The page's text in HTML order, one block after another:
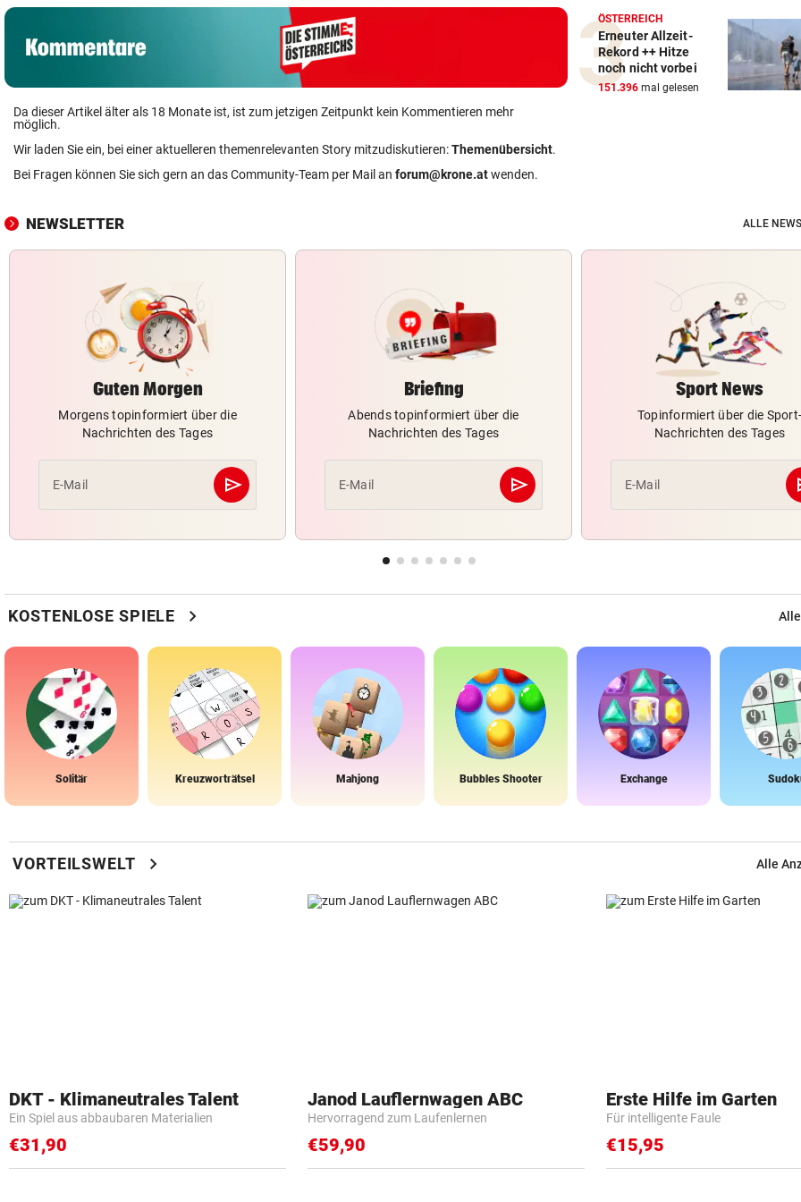
Da dieser Artikel älter als 18 Monate ist, ist zum jetzigen Zeitpunkt kein Kommentieren mehr
möglich.
Wir laden Sie ein, bei einer aktuelleren themenrelevanten Story mitzudiskutieren:Themenübersicht.
Bei Fragen können Sie sich gern an das Community-Team per Mail an forum@krone.atwenden.
ÖSTERREICH
Erneuter Allzeit-
Rekord ++ Hitze
noch nicht vorbei
151.396 mal gelesen
NEWSLETTER ALLE
Guten Morgen
Morgens topinformiert über die
Nachrichten des Tages
E-Mail send
Abschicken
Briefing
Abends topinformiert über die
Nachrichten des Tages
E-Mail send
Abschicken
Sport News
Topinformiert über die Sport-
Nachrichten des Tages
E-Mail
KOSTENLOSE SPIELE chevron_right
Solitär Kreuzworträtsel Mahjong Bubbles Shooter Exchange
VORTEILSWELT chevron_right Alle
DKT - Klimaneutrales Talent
Ein Spiel aus abbaubaren Materialien
€31,90
Janod Lauflernwagen ABC
Hervorragend zum Laufenlernen
€59,90
Erste Hilfe im Garten
Für intelligente Faule
€15,95